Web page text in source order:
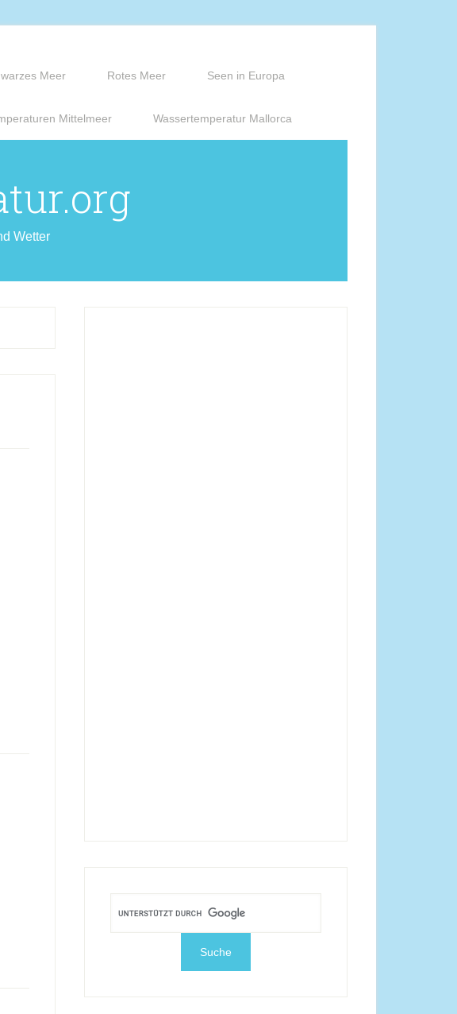
Meer Rotes Meer Seen in Europa
Mittelmeer Wassertemperatur Mallorca
Wetter